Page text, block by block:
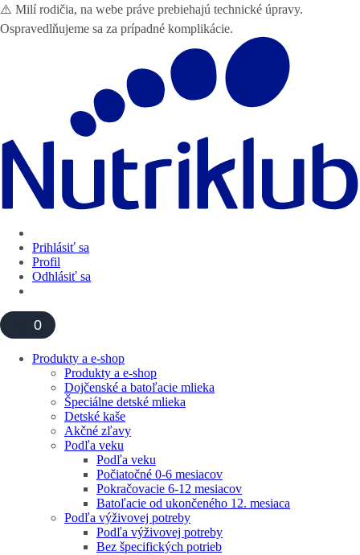
⚠️ Milí rodičia, na webe práve prebiehajú technické úpravy.
Ospravedlňujeme sa za prípadné komplikácie.
Prihlásiť sa
Profil
Odhlásiť sa
0
Produkty a e-shop
Produkty a e-shop
Dojčenské a batoľacie mlieka
Špeciálne detské mlieka
Detské kaše
Akčné zľavy
Podľa veku
Podľa veku
Počiatočné 0-6 mesiacov
Pokračovacie 6-12 mesiacov
Batoľacie od ukončeného 12. mesiaca
Podľa výživovej potreby
Podľa výživovej potreby
Bez špecifických potrieb